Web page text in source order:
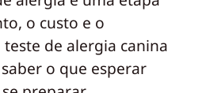
o custo e o
de alergia canina
o que esperar